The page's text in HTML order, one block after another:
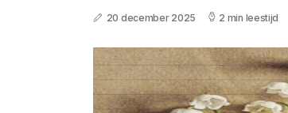
20 december 2025 2 min leestijd